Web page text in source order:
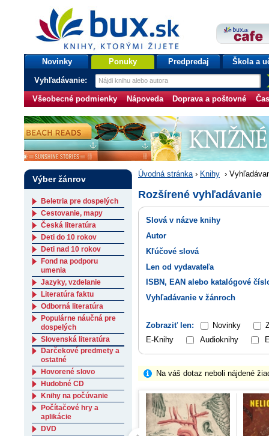
bux.sk
knihy, ktorými žijete
Úvodná stránka
Novinky Ponuky Predpredaj Škola a
Vyhľadávanie:
Všeobecné podmienky Nápoveda Doprava a poštovné
Úvodná stránka› Knihy ›
Rozšírené vyhľadávanie
Slová v názve knihy
Autor
Kľúčové slová
Len od vydavateľa
ISBN, EAN alebo katalógové
Vyhľadávanie v žánroch
Zobraziť len: Novinky
E-Knihy
Audioknihy
Na váš dotaz neboli nájdené
Výber žánrov
Beletria pre dospelých
Cestovanie, mapy
Česká literatúra
Deti do 10 rokov
Deti nad 10 rokov
Fond na podporu
umenia
Jazyky, vzdelanie
Literatúra faktu
Odborná literatúra
Populárne náučná pre
dospelých
Slovenská literatúra
Darčekové predmety a
ostatné
Hovorené slovo
Hudobné CD
Knihy na počúvanie
Počítačové hry a
aplikácie
DVD